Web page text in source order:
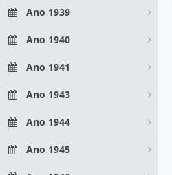
Ano 1939
Ano 1940
Ano 1941
Ano 1943
Ano 1944
Ano 1945